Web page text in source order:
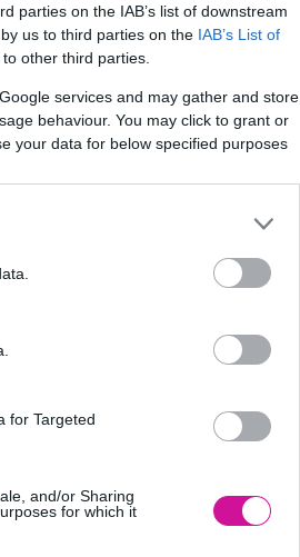
parties on the IAB’s list of downstream
us to third parties on the IAB’s List of
other third parties.
services and may gather and store
behaviour. You may click to grant or
your data for below specified purposes
for Targeted
and/or Sharing
for which it